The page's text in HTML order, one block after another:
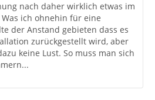
nach daher wirklich etwas im
ich ohnehin für eine
der Anstand gebieten dass es
zurückgestellt wird, aber
keine Lust. So muss man sich